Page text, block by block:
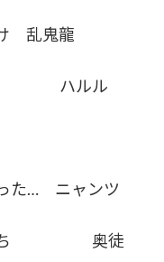
乱鬼龍
活 ハルル
た… ニャンツ
いのち 奥徒